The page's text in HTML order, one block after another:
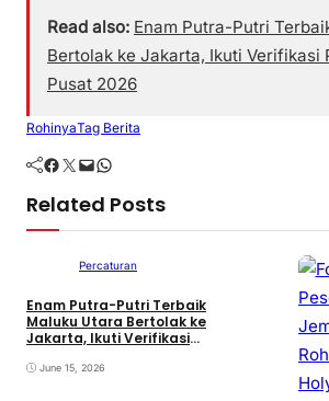
Read also: Enam Putra-Putri
Bertolak ke Jakarta, Ikuti Verifikasi
Pusat 2026
RohinyaTag Berita
Facebook Twitter Mail WhatsApp
Related Posts
Percaturan
Enam Putra-Putri Terbaik
Maluku Utara Bertolak ke
Jakarta, Ikuti Verifikasi
June 15, 2026